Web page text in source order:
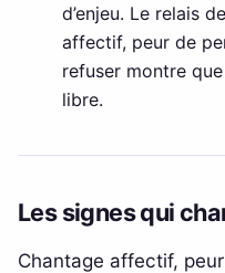
d’enjeu. Le relais
affectif, peur de
refuser montre
libre.
Les signes qui
Chantage affectif,